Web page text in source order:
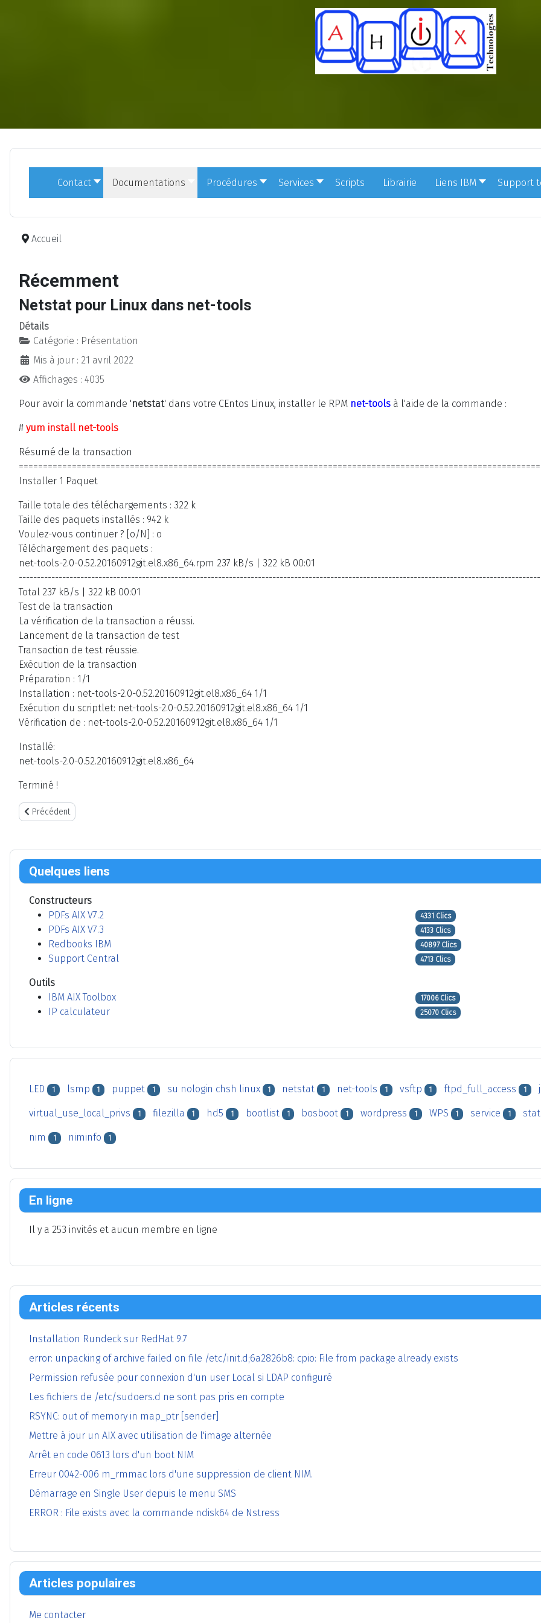
Contact Documentations Procédures Services Scripts Librairie Liens IBM Support
Articles récents
Installation Rundeck sur RedHat 9.7
error: unpacking of archive failed on file /etc/init.d;6a2826b8: cpio: File from package already exists
Permission refusée pour connexion d'un user Local si LDAP configuré
Les fichiers de /etc/sudoers.d ne sont pas pris en compte
RSYNC: out of memory in map_ptr [sender]
Mettre à jour un AIX avec utilisation de l'image alternée
Arrêt en code 0613 lors d'un boot NIM
Erreur 0042-006 m_rmmac lors d'une suppression de client NIM.
Démarrage en Single User depuis le menu SMS
ERROR : File exists avec la commande ndisk64 de Nstress
Articles populaires
Me contacter
Accueil
Récemment
Netstat pour Linux dans net-tools
Détails
Catégorie : Présentation
Mis à jour : 21 avril 2022
Affichages : 4035
Pour avoir la commande 'netstat' dans votre CEntos Linux, installer le RPM net-tools à l'aide de la commande :
# yum install net-tools
Résumé de la transaction
Installer 1 Paquet
Taille totale des téléchargements : 322 k
Taille des paquets installés : 942 k
Voulez-vous continuer ? [o/N] : o
Téléchargement des paquets :
net-tools-2.0-0.52.20160912git.el8.x86_64.rpm 237 kB/s | 322 kB 00:01
Total 237 kB/s | 322 kB 00:01
Test de la transaction
La vérification de la transaction a réussi.
Lancement de la transaction de test
Transaction de test réussie.
Exécution de la transaction
Préparation : 1/1
Installation : net-tools-2.0-0.52.20160912git.el8.x86_64 1/1
Exécution du scriptlet: net-tools-2.0-0.52.20160912git.el8.x86_64 1/1
Vérification de : net-tools-2.0-0.52.20160912git.el8.x86_64 1/1
Installé:
net-tools-2.0-0.52.20160912git.el8.x86_64
Terminé !
Article précédent : Support et informations
Précédent
Quelques liens
Constructeurs
PDFs AIX V7.2
4331 Clics
PDFs AIX V7.3 4133 Clics
Redbooks IBM 40897 Clics
Support Central 4713 Clics
Outils
IBM AIX Toolbox
17006 Clics
IP calculateur 25070 Clics
LED 1 lsmp 1 puppet 1 su nologin chsh linux 1 netstat 1 net-tools 1 vsftp 1 ftpd_full_access 1
virtual_use_local_privs 1 filezilla 1 hd5 1 bootlist 1 bosboot 1 wordpress 1 WPS 1 service 1
nim 1 niminfo 1
En ligne
Il y a 253 invités et aucun membre en ligne